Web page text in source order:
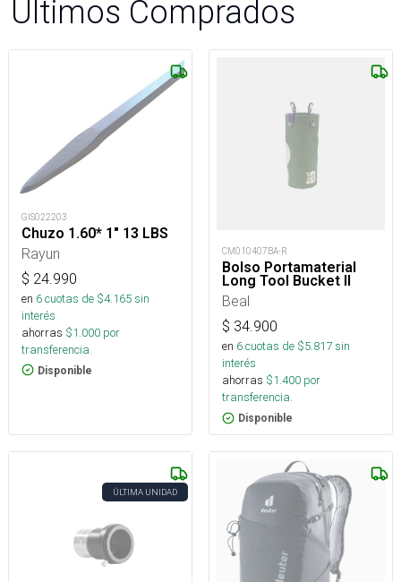
Últimos Comprados
GIS022203
Chuzo 1.60* 1" 13 LBS
Rayun
$ 24.990
en 6cuotas de $4.165sin
interés
ahorras $1.000 por
transferencia.
Disponible
CM010407BA-R
Bolso Portamaterial
Long Tool Bucket II
Beal
$ 34.900
en 6cuotas de $5.817sin
interés
ahorras $1.400 por
transferencia.
Disponible
ÚLTIMA UNIDAD